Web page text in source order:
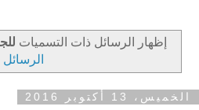
‏إظهار الرسائل ذات التسميات
الرسائل
الخميس، 13 أكتوبر 2016